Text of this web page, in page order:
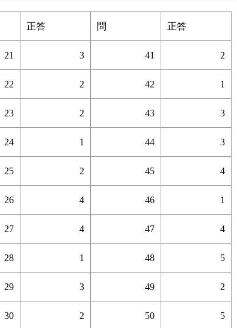
正答 問 正答
21 3 41 2
22 2 42 1
23 2 43 3
24 1 44 3
25 2 45 4
26 4 46 1
27 4 47 4
28 1 48 5
29 3 49 2
30 2 50 5